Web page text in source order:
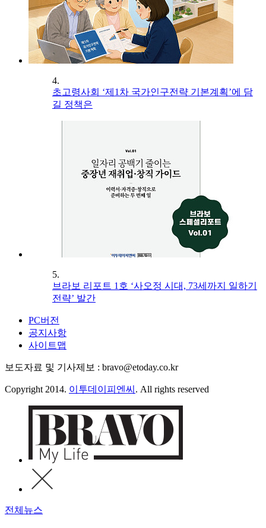
4.
초고령사회 ‘제1차 국가인구전략 기본계획’에 담
길 정책은
5.
브라보 리포트 1호 ‘사오정 시대, 73세까지 일하기
전략’ 발간
PC버전
공지사항
사이트맵
보도자료 및 기사제보 : bravo@etoday.co.kr
Copyright 2014. 이투데이피엔씨 . All rights reserved
전체뉴스